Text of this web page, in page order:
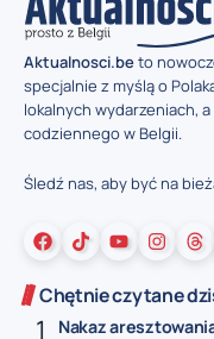
Aktualnosci.beto
specjalnie z myślą o
lokalnych wydarzeniach,
codziennego w Belgii.
Śledź nas, aby być na
Chętnie czytane
Nakaz